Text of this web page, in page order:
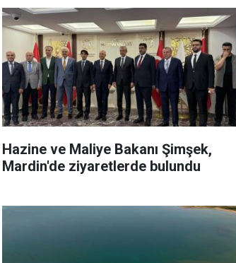
Hazine ve Maliye Bakanı Şimşek,
Mardin'de ziyaretlerde bulundu